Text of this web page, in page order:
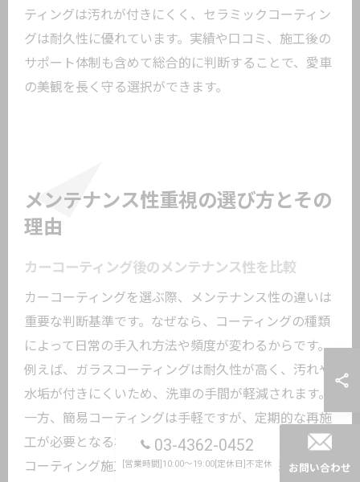
ティングは汚れが付きにくく、セラミックコーティン
グは耐久性に優れています。実績や口コミ、施工後の
サポート体制も含めて総合的に判断することで、愛車
の美観を長く守る選択ができます。
メンテナンス性重視の選び方とその
理由
カーコーティング後のメンテナンス性を比較
カーコーティングを選ぶ際、メンテナンス性の違いは
重要な判断基準です。なぜなら、コーティングの種類
によって日常の手入れ方法や頻度が変わるからです。
例えば、ガラスコーティングは耐久性が高く、汚れや
水垢が付きにくいため、洗車の手間が軽減されます。
一方、簡易コーティングは手軽ですが、定期的な再施
工が必要となる場合があります。具体的には、ガラス
コーティング施工車は水洗いだけで美観が保てるケー
03-4362-0452
[営業時間]10:00～19:00[定休日]不定休 お問い合わせ